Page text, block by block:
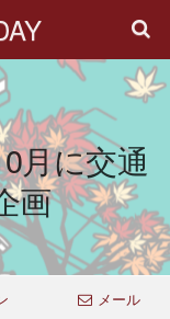
月に交通
画
メール